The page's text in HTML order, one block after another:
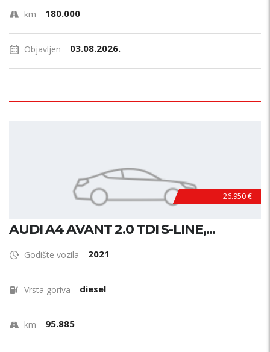
km 180.000
Objavljen 03.08.2026.
26.950 €
AUDI A4 AVANT 2.0 TDI S-LINE,...
Godište vozila 2021
Vrsta goriva diesel
km 95.885